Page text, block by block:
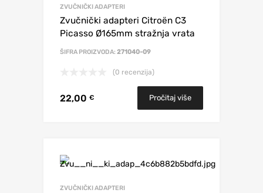
ZVUČNIČKI ADAPTERI
Zvučnički adapteri Citroën C3
Picasso Ø165mm stražnja vrata
ŠIFRA PROIZVODA: 271040-09
(0 recenzija)
22,00 € Pročitaj više
ZVUČNIČKI ADAPTERI